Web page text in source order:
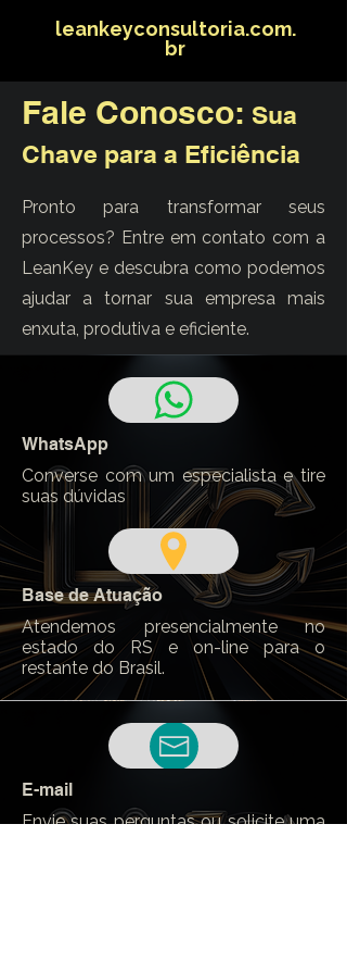
leankeyconsultoria.com.
br
Fale Conosco: Sua
Chave para a Eficiência
Pronto para transformar seus
processos? Entre em contato com a
LeanKey e descubra como podemos
ajudar a tornar sua empresa mais
enxuta, produtiva e eficiente.
WhatsApp
Converse com um especialista e tire
suas dúvidas
Base de Atuação
Atendemos presencialmente no
estado do RS e on-line para o
restante do Brasil.
E-mail
Envie suas perguntas ou solicite uma